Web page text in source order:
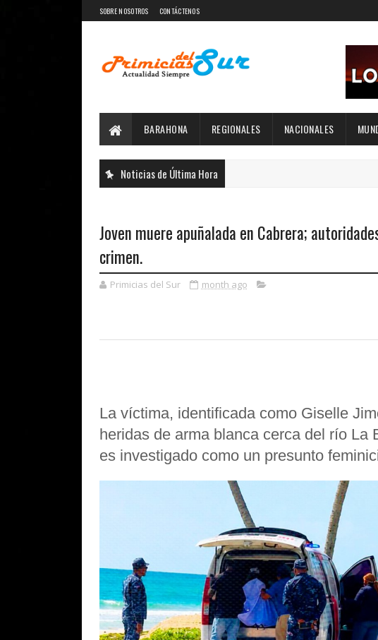
SOBRE NOSOTROS CONTÁCTENOS
BARAHONA REGIONALES NACIONALES
Noticias de Última Hora
Joven muere apuñalada en Cabrera;
crimen.
Primicias del Sur month ago
La víctima, identificada como Giselle
heridas de arma blanca cerca del río La
es investigado como un presunto